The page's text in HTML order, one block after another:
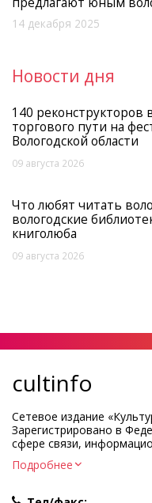
14 декабря 2025
Новости дня
140 реконструкторов
торгового пути на
Вологодской области
09 августа 2026
Что любят читать
вологодские
книголюба
09 августа 2026
cultinfo
Сетевое издание
Зарегистрировано в
сфере связи,
Регистрационный номер
Подробнее